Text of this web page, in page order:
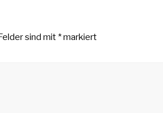
sind mit*markiert